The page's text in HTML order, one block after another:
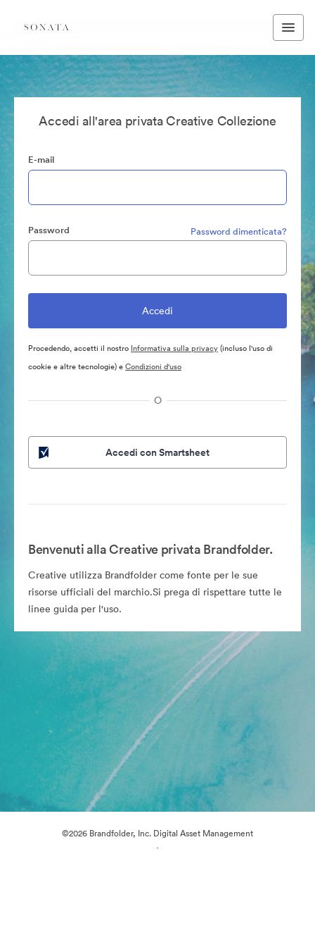
Accedi all'area privata Creative Collezione
E-mail
Password Password dimenticata?
Procedendo, accetti il nostro Informativa sulla privacy(incluso l'uso di
cookie e altre tecnologie) eCondizioni d'uso
O
Accedi con Smartsheet
Benvenuti alla Creative privata Brandfolder.
Creative utilizza Brandfolder come fonte per le sue
risorse ufficiali del marchio.Si prega di rispettare tutte le
linee guida per l'uso.
©2026 Brandfolder, Inc. Digital Asset Management
·